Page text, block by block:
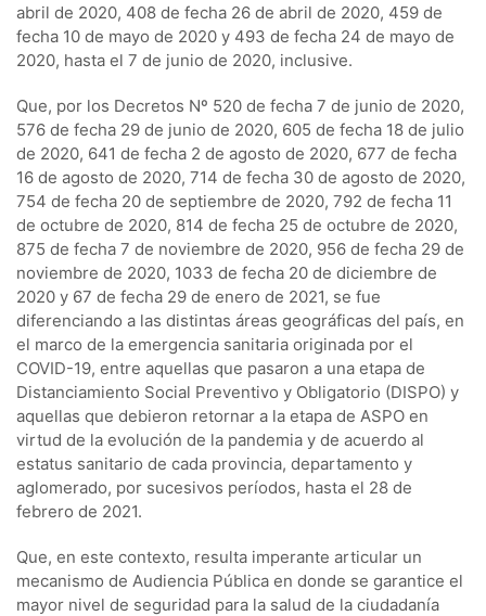
abril de 2020, 408 de fecha 26 de abril de 2020, 459 de
fecha 10 de mayo de 2020 y 493 de fecha 24 de mayo de
2020, hasta el 7 de junio de 2020, inclusive.
Que, por los Decretos Nº 520 de fecha 7 de junio de 2020,
576 de fecha 29 de junio de 2020, 605 de fecha 18 de julio
de 2020, 641 de fecha 2 de agosto de 2020, 677 de fecha
16 de agosto de 2020, 714 de fecha 30 de agosto de 2020,
754 de fecha 20 de septiembre de 2020, 792 de fecha 11
de octubre de 2020, 814 de fecha 25 de octubre de 2020,
875 de fecha 7 de noviembre de 2020, 956 de fecha 29 de
noviembre de 2020, 1033 de fecha 20 de diciembre de
2020 y 67 de fecha 29 de enero de 2021, se fue
diferenciando a las distintas áreas geográficas del país, en
el marco de la emergencia sanitaria originada por el
COVID-19, entre aquellas que pasaron a una etapa de
Distanciamiento Social Preventivo y Obligatorio (DISPO) y
aquellas que debieron retornar a la etapa de ASPO en
virtud de la evolución de la pandemia y de acuerdo al
estatus sanitario de cada provincia, departamento y
aglomerado, por sucesivos períodos, hasta el 28 de
febrero de 2021.
Que, en este contexto, resulta imperante articular un
mecanismo de Audiencia Pública en donde se garantice el
mayor nivel de seguridad para la salud de la ciudadanía